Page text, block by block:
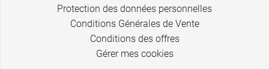
Protection des données personnelles
Conditions Générales de Vente
Conditions des offres
Gérer mes cookies